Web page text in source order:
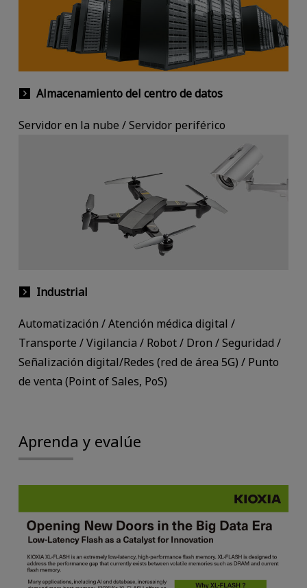
Almacenamiento del centro de datos
Servidor en la nube / Servidor periférico
Industrial
Automatización / Atención médica digital /
Transporte / Vigilancia / Robot / Dron / Seguridad /
Señalización digital/Redes (red de área 5G) / Punto
de venta (Point of Sales, PoS)
Aprenda y evalúe